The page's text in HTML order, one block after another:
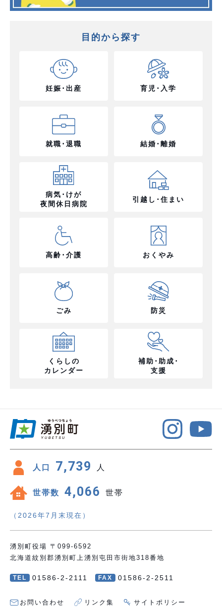
目的から探す
妊娠･出産 育児･入学
就職･退職 結婚･離婚
病気･けが
夜間休日病院
引越し･住まい
高齢･介護 おくやみ
ごみ 防災
くらしの
カレンダー
補助･助成･
支援
人口 7,739 人
世帯数 4,066 世帯
（2026年7月末現在）
湧別町役場 〒099-6592
北海道紋別郡湧別町上湧別屯田市街地318番地
TEL 01586-2-2111 FAX 01586-2-2511
お問い合わせ リンク集 サイトポリシー